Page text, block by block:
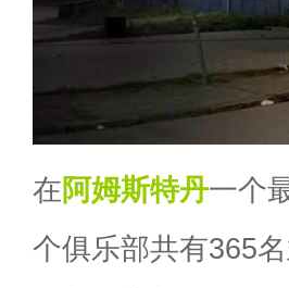
在阿姆斯特丹一个
个俱乐部共有365